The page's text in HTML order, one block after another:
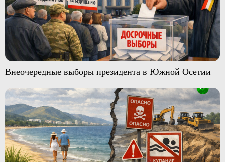
Внеочередные выборы президента в Южной Осетии